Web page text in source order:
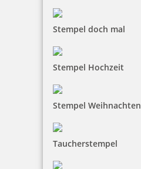
Stempel doch mal
Stempel Hochzeit
Stempel Weihnachten
Taucherstempel